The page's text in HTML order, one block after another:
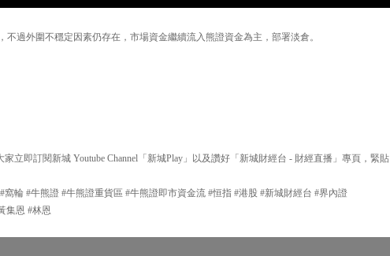
不過外圍不穩定因素仍存在，市場資金繼續流入熊證資金為主，部署淡倉。
立即訂閱新城 Youtube Channel「新城Play」以及讚好「新城財經台 - 財經直播」專頁，緊貼
輪 #牛熊證 #牛熊證重貨區 #牛熊證即市資金流 #恒指 #港股 #新城財經台 #界內證
集恩 #林恩